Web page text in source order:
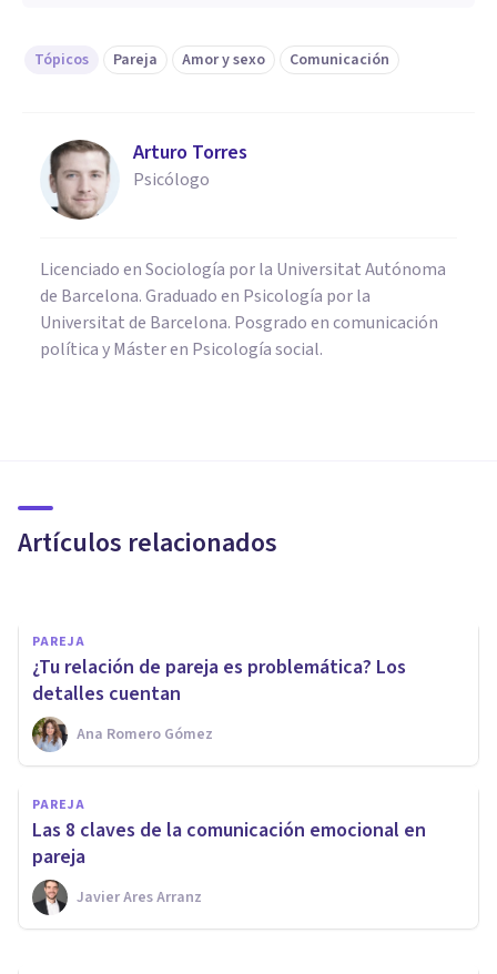
Tópicos Pareja Amor y sexo Comunicación
Arturo Torres
Psicólogo
Licenciado en Sociología por la Universitat Autónoma
de Barcelona. Graduado en Psicología por la
Universitat de Barcelona. Posgrado en comunicación
política y Máster en Psicología social.
Artículos relacionados
novia te ignora (en 8 pasos)
PAREJA
¿Tu relación de pareja es problemática? Los
detalles cuentan
Ana Romero Gómez
PAREJA
Las 8 claves de la comunicación emocional en
pareja
Javier Ares Arranz
¿Son más infieles los hombres
o las mujeres?
Xavier Molina